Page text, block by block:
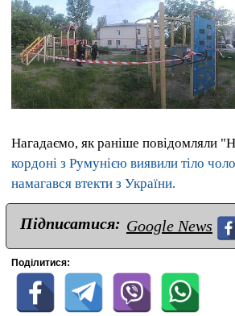
Нагадаємо, як раніше повідомляли
кордоні з Румунією виявили тіло
намагався втекти з України.
Підписатися: Google News
Поділитися: